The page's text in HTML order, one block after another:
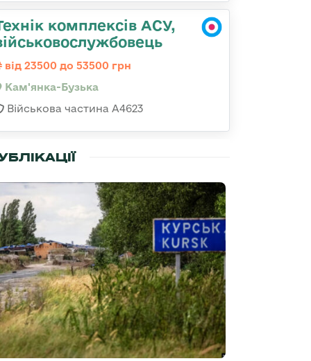
комплексів АСУ,
від 23500 до 53500 грн
Кам'янка-Бузька
Військова частина А4623